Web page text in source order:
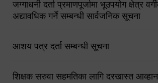
जग्गाधनी दर्ता प्रमाणपूर्जामा भूउपयोग क्षेत्र
अद्यावधिक गर्ने सम्बन्धी सार्वजनिक सूचना
आशय पत्र दर्ता सम्बन्धी सूचना
शिक्षक सरुवा सहमतिका लागि दरखास्त